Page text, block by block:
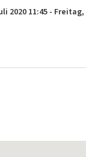
2020 11:45 - Freitag,